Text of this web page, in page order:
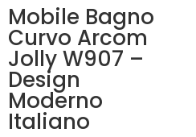
Mobile Bagno
Curvo Arcom
Jolly W907 –
Design
Moderno
Italiano